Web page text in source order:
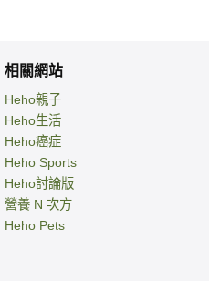
相關網站
Heho親子
Heho生活
Heho癌症
Heho Sports
Heho討論版
營養 N 次方
Heho Pets